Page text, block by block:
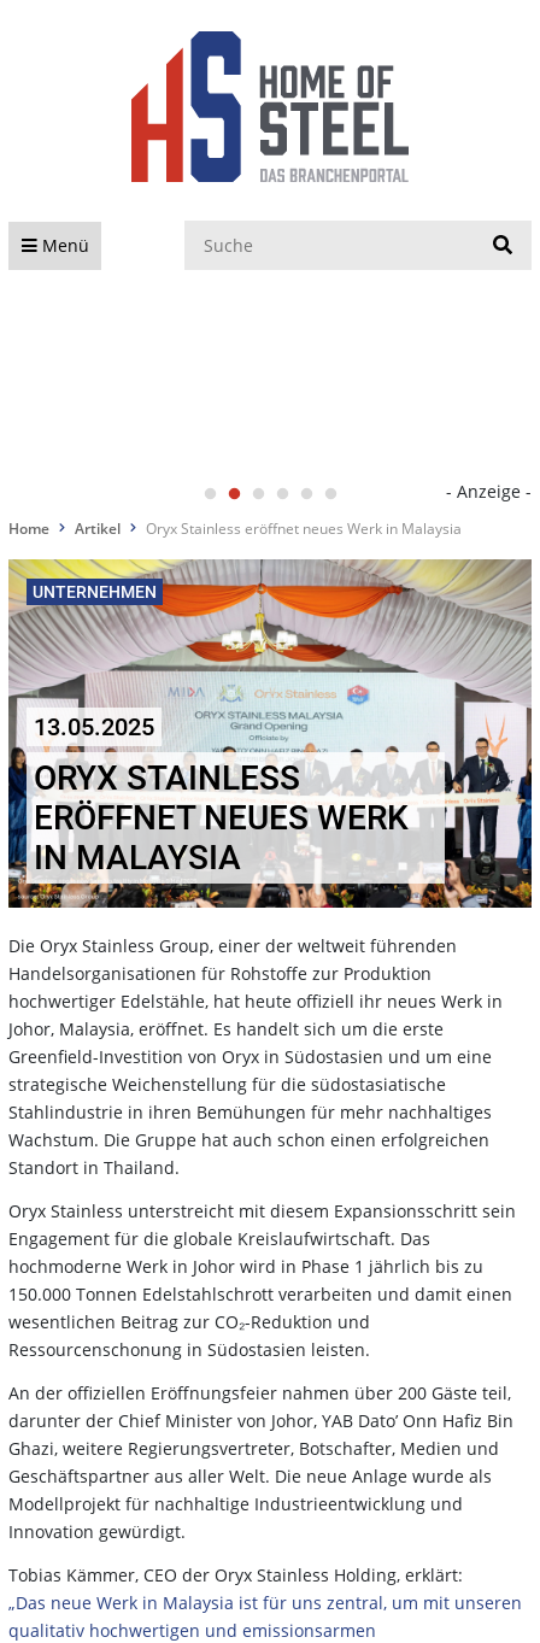
Menü
- Anzeige -
Home Artikel Oryx Stainless eröffnet neues Werk in Malaysia
UNTERNEHMEN
13.05.2025
ORYX STAINLESS
ERÖFFNET NEUES WERK
IN MALAYSIA
Die Oryx Stainless Group, einer der weltweit führenden
Handelsorganisationen für Rohstoffe zur Produktion
hochwertiger Edelstähle, hat heute offiziell ihr neues Werk in
Johor, Malaysia, eröffnet. Es handelt sich um die erste
Greenfield-Investition von Oryx in Südostasien und um eine
strategische Weichenstellung für die südostasiatische
Stahlindustrie in ihren Bemühungen für mehr nachhaltiges
Wachstum. Die Gruppe hat auch schon einen erfolgreichen
Standort in Thailand.
Oryx Stainless unterstreicht mit diesem Expansionsschritt sein
Engagement für die globale Kreislaufwirtschaft. Das
hochmoderne Werk in Johor wird in Phase 1 jährlich bis zu
150.000 Tonnen Edelstahlschrott verarbeiten und damit einen
wesentlichen Beitrag zur CO₂-Reduktion und
Ressourcenschonung in Südostasien leisten.
An der offiziellen Eröffnungsfeier nahmen über 200 Gäste teil,
darunter der Chief Minister von Johor, YAB Dato’ Onn Hafiz Bin
Ghazi, weitere Regierungsvertreter, Botschafter, Medien und
Geschäftspartner aus aller Welt. Die neue Anlage wurde als
Modellprojekt für nachhaltige Industrieentwicklung und
Innovation gewürdigt.
Tobias Kämmer, CEO der Oryx Stainless Holding, erklärt:
„Das neue Werk in Malaysia ist für uns zentral, um mit unseren
qualitativ hochwertigen und emissionsarmen